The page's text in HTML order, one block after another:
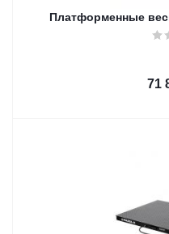
Платформенные
71